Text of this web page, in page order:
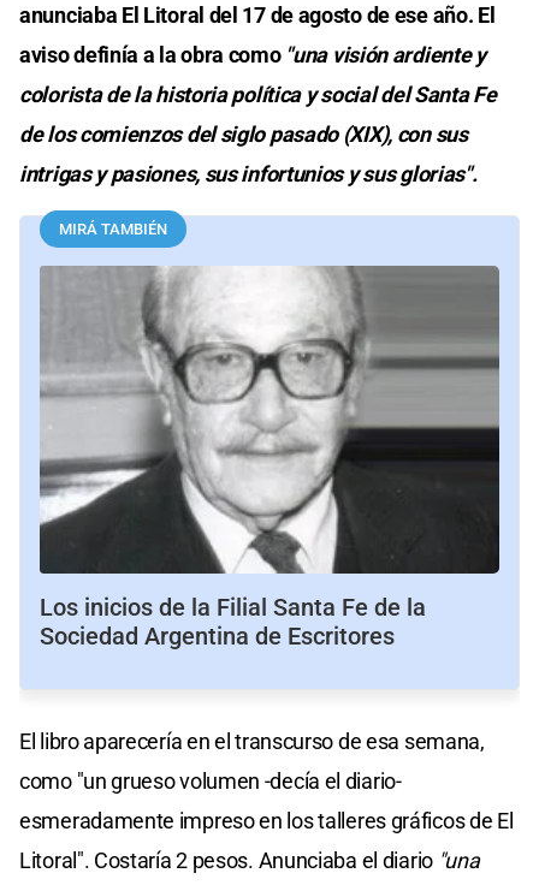
anunciaba El Litoral del 17 de agosto de ese año. El
aviso definía a la obra como"una visión ardiente y
colorista de la historia política y social del Santa Fe
de los comienzos del siglo pasado (XIX), con sus
intrigas y pasiones, sus infortunios y sus glorias".
MIRÁ TAMBIÉN
Los inicios de la Filial Santa Fe de la
Sociedad Argentina de Escritores
El libro aparecería en el transcurso de esa semana,
como "un grueso volumen -decía el diario-
esmeradamente impreso en los talleres gráficos de El
Litoral". Costaría 2 pesos. Anunciaba el diario"una